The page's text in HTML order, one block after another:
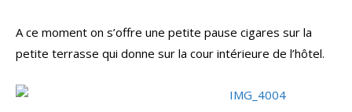
A ce moment on s’offre une petite pause cigares sur la
petite terrasse qui donne sur la cour intérieure de l’hôtel.